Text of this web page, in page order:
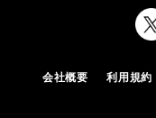
会社概要 利用規約